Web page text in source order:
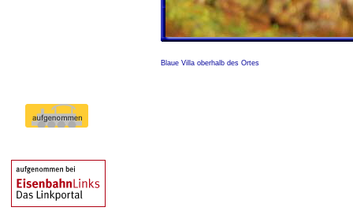
Blaue Villa oberhalb des Ortes